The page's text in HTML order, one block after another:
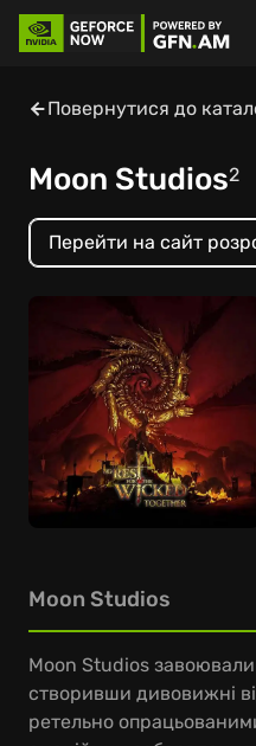
Повернутися до
Moon Studios2
Перейти на сайт
Moon Studios
Moon Studios завоювали
створивши дивовижні
ретельно